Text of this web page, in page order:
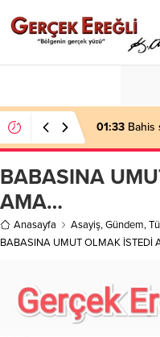
01:33 Bahis
BABASINA
AMA…
Anasayfa Asayiş,Gündem,
BABASINA UMUT OLMAK İSTEDİ